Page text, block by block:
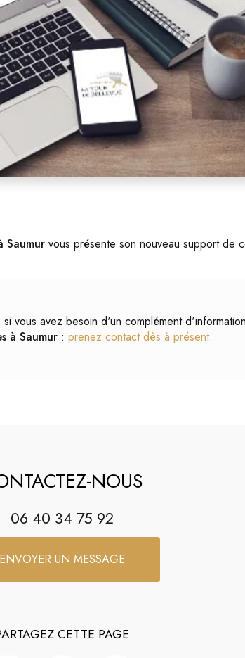
Saumur vous présente son nouveau support de
vous avez besoin d'un complément d'information
à Saumur : prenez contact dès à présent.
NOUS
06 40 34 75 92
ENVOYER UN MESSAGE
CETTE PAGE